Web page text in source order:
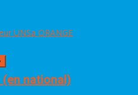
UNSa ORANGE
(en national)